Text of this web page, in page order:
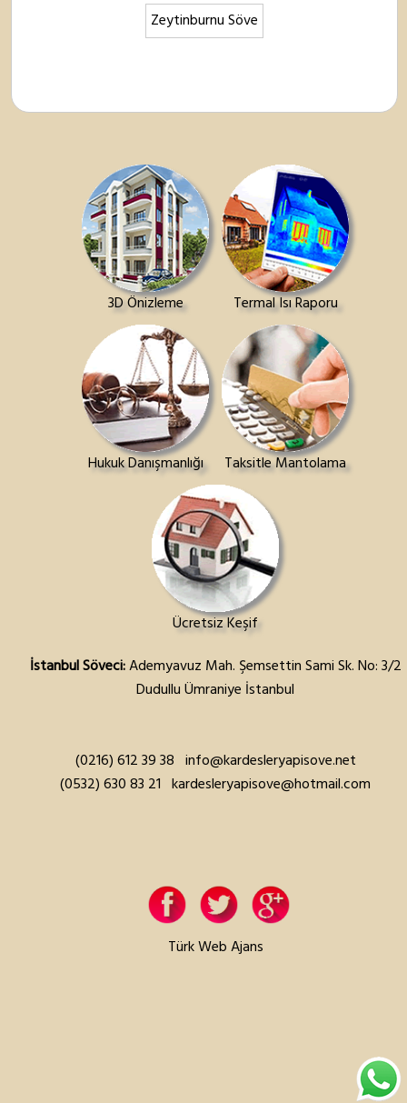
Zeytinburnu Söve
3D Önizleme Termal Isı Raporu
Hukuk Danışmanlığı Taksitle Mantolama
Ücretsiz Keşif
İstanbul Söveci:Ademyavuz Mah. Şemsettin Sami Sk. No: 3/2
Dudullu Ümraniye İstanbul
(0216) 612 39 38 info@kardesleryapisove.net
(0532) 630 83 21 kardesleryapisove@hotmail.com
Türk Web Ajans